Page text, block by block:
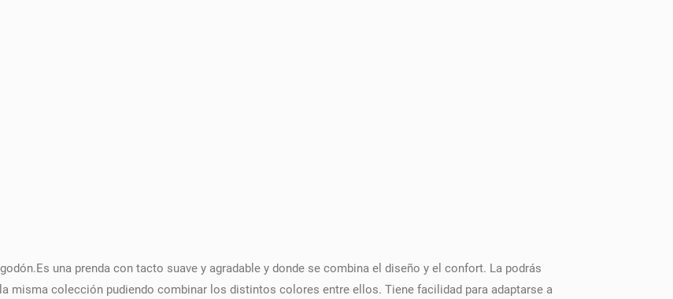
una prenda con tacto suave y agradable y donde se combina el diseño y el confort. La podrás
misma colección pudiendo combinar los distintos colores entre ellos. Tiene facilidad para adaptarse a